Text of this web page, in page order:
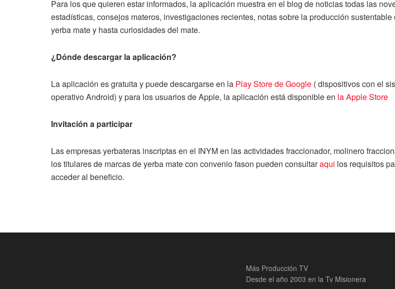
Para los que quieren estar informados, la aplicación muestra en el blog de noticias todas las
estadísticas, consejos materos, investigaciones recientes, notas sobre la producción sustentable
yerba mate y hasta curiosidades del mate.
¿Dónde descargar la aplicación?
La aplicación es gratuita y puede descargarse en la Play Store de Google ( dispositivos con el
operativo Android) y para los usuarios de Apple, la aplicación está disponible en la Apple Store
Invitación a participar
Las empresas yerbateras inscriptas en el INYM en las actividades fraccionador, molinero
los titulares de marcas de yerba mate con convenio fason pueden consultaraqui los requisitos
acceder al beneficio.
Más Producción TV
Desde el año 2003 en la Tv Misionera